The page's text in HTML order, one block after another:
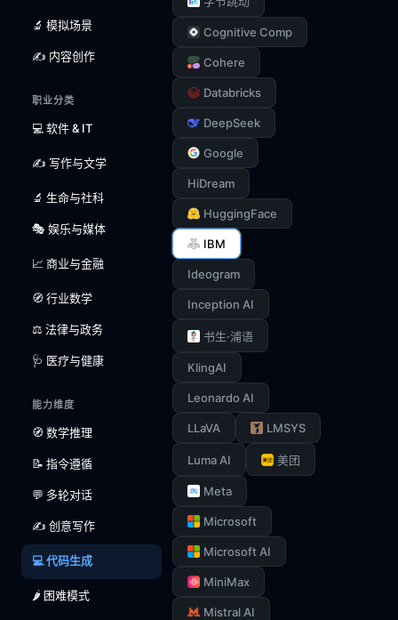
🔬 模拟场景
✍️ 内容创作
职业分类
💻 软件 & IT
✍️ 写作与文学
🔬 生命与社科
🎭 娱乐与媒体
📈 商业与金融
🧭 行业数学
⚖️ 法律与政务
🩺 医疗与健康
能力维度
🧭 数学推理
📝 指令遵循
💬 多轮对话
✍️ 创意写作
💻 代码生成
🌶️ 困难模式
Cognitive Comp
Cohere
Databricks
DeepSeek
Google
HiDream
HuggingFace
IBM
Ideogram
Inception AI
书生·浦语
KlingAI
Leonardo AI
LLaVA LMSYS
Luma AI 美团
Meta
Microsoft
Microsoft AI
MiniMax
Mistral AI